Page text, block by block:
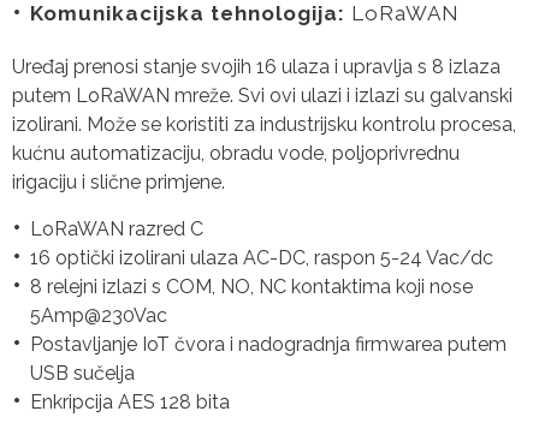
Komunikacijska tehnologija: LoRaWAN
Uređaj prenosi stanje svojih 16 ulaza i upravlja s 8 izlaza
putem LoRaWAN mreže. Svi ovi ulazi i izlazi su galvanski
izolirani. Može se koristiti za industrijsku kontrolu procesa,
kućnu automatizaciju, obradu vode, poljoprivrednu
irigaciju i slične primjene.
LoRaWAN razred C
16 optički izolirani ulaza AC-DC, raspon 5-24 Vac/dc
8 relejni izlazi s COM, NO, NC kontaktima koji nose
5Amp@230Vac
Postavljanje IoT čvora i nadogradnja firmwarea putem
USB sučelja
Enkripcija AES 128 bita